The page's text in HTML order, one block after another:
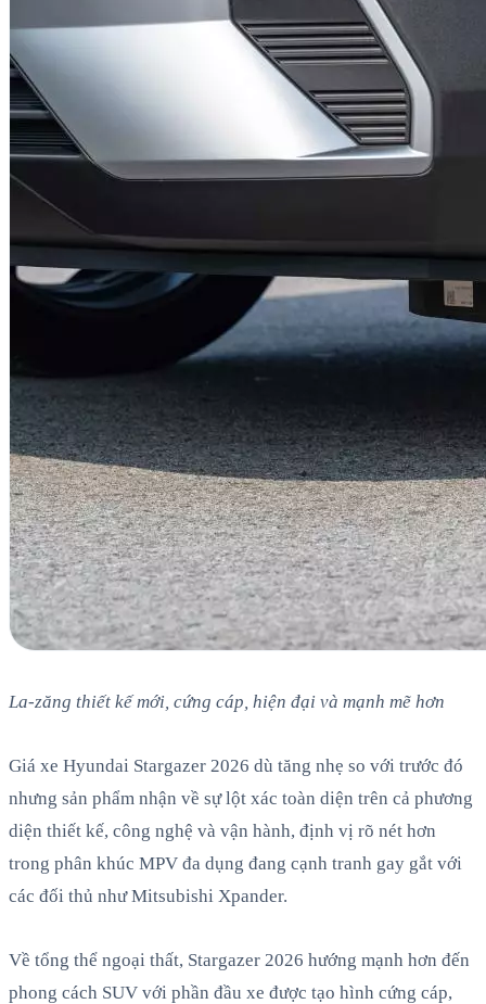
La-zăng thiết kế mới, cứng cáp, hiện đại và mạnh mẽ hơn
Giá xe Hyundai Stargazer 2026 dù tăng nhẹ so với trước đó
nhưng sản phẩm nhận về sự lột xác toàn diện trên cả phương
diện thiết kế, công nghệ và vận hành, định vị rõ nét hơn
trong phân khúc MPV đa dụng đang cạnh tranh gay gắt với
các đối thủ như Mitsubishi Xpander.
Về tổng thể ngoại thất, Stargazer 2026 hướng mạnh hơn đến
phong cách SUV với phần đầu xe được tạo hình cứng cáp,